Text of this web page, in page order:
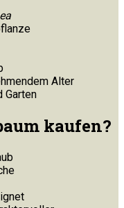
Alter
Garten
kaufen?